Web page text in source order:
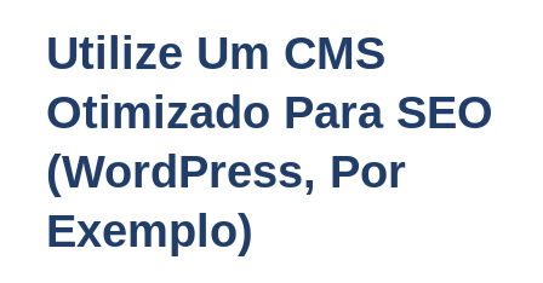
Utilize Um CMS
Otimizado Para SEO
(WordPress, Por
Exemplo)